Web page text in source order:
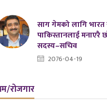
साग गेमको लागि भारत
पाकिस्तानलाई मनाएरै
सदस्य–सचिव
2076-04-19
रोजगार